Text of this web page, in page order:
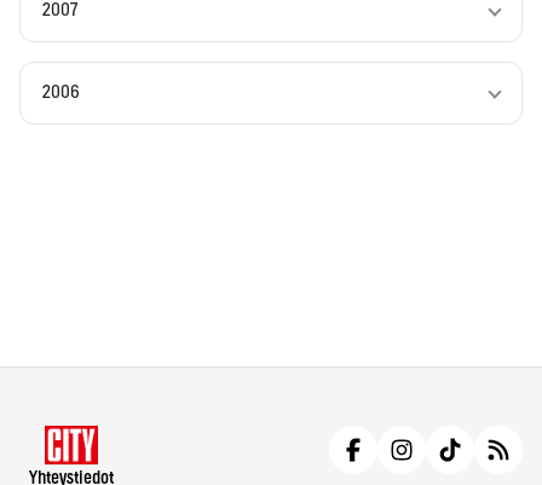
2007
2006
Yhteystiedot